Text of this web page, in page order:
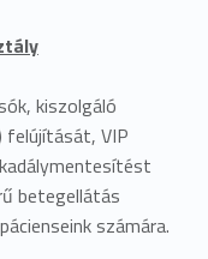
kiszolgáló
felújítását, VIP
betegellátás
számára.